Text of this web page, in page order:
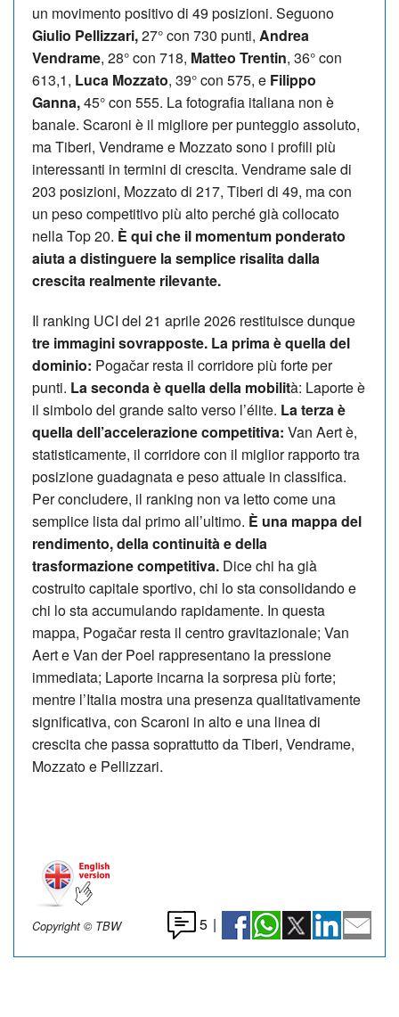
un movimento positivo di 49 posizioni. Seguono
Giulio Pellizzari,27° con 730 punti, Andrea
Vendrame, 28° con 718, Matteo Trentin, 36° con
613,1, Luca Mozzato, 39° con 575, e Filippo
Ganna,45° con 555. La fotografia italiana non è
banale. Scaroni è il migliore per punteggio assoluto,
ma Tiberi, Vendrame e Mozzato sono i profili più
interessanti in termini di crescita. Vendrame sale di
203 posizioni, Mozzato di 217, Tiberi di 49, ma con
un peso competitivo più alto perché già collocato
nella Top 20. È qui che il momentum ponderato
aiuta a distinguere la semplice risalita dalla
crescita realmente rilevante.
Il ranking UCI del 21 aprile 2026 restituisce dunque
tre immagini sovrapposte. La prima è quella del
dominio: Pogačar resta il corridore più forte per
punti. La seconda è quella della mobilità: Laporte è
il simbolo del grande salto verso l’élite. La terza è
quella dell’accelerazione competitiva: Van Aert è,
statisticamente, il corridore con il miglior rapporto tra
posizione guadagnata e peso attuale in classifica.
Per concludere, il ranking non va letto come una
semplice lista dal primo all’ultimo. È una mappa del
rendimento, della continuità e della
trasformazione competitiva. Dice chi ha già
costruito capitale sportivo, chi lo sta consolidando e
chi lo sta accumulando rapidamente. In questa
mappa, Pogačar resta il centro gravitazionale; Van
Aert e Van der Poel rappresentano la pressione
immediata; Laporte incarna la sorpresa più forte;
mentre l’Italia mostra una presenza qualitativamente
significativa, con Scaroni in alto e una linea di
crescita che passa soprattutto da Tiberi, Vendrame,
Mozzato e Pellizzari.
Copyright © TBW 5 |